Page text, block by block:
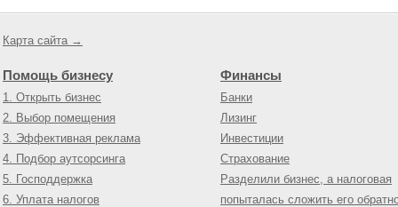
Карта сайта →
Помощь бизнесу
1. Открыть бизнес
2. Выбор помещения
3. Эффективная реклама
4. Подбор аутсорсинга
5. Господдержка
6. Уплата налогов
Финансы
Банки
Лизинг
Инвестиции
Страхование
Разделили бизнес, а налоговая
попыталась сложить его